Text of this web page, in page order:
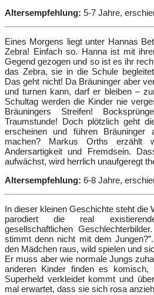
Altersempfehlung: 5-7 Jahre,
Eines Morgens liegt unter Hannas
Zebra! Einfach so. Hanna ist mit
Gegend gezogen und so ist es ihr
das Zebra, sie in die Schule
Das geht nicht! Da Bräuninger aber
und turnen kann, darf er bleiben –
Schultag werden die Kinder nie
Bräuningers Streifen!
Traumstunde! Doch plötzlich geht
erscheinen und führen
machen? Markus Orths erzählt
Andersartigkeit und Fremdsein.
aufwächst, wird herrlich unaufgeregt
Altersempfehlung: 6-8 Jahre,
In dieser kleinen Geschichte steht die
parodiert die real
gesellschaftlichen
stimmt denn nicht mit dem
den Mädchen raus, wild spielen und
Er muss aber wie normale Jungs
anderen Kinder finden es
Superheld verkleidet kommt und
mal erwartet, dass sie sich rosa